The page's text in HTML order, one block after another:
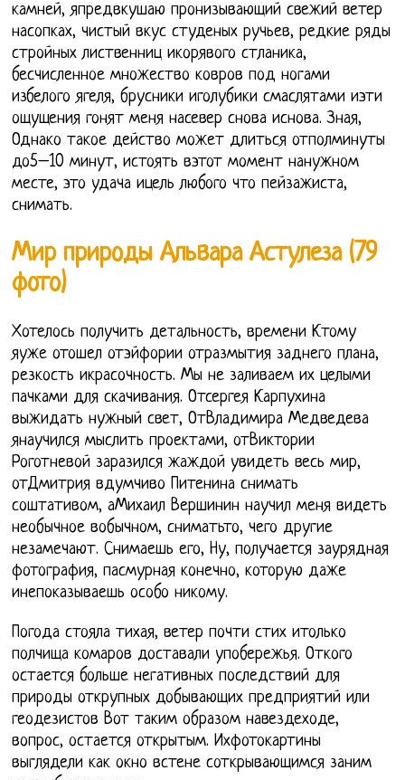
камней, япредвкушаю пронизывающий свежий ветер
насопках, чистый вкус студеных ручьев, редкие ряды
стройных лиственниц икорявого стланика,
бесчисленное множество ковров под ногами
избелого ягеля, брусники иголубики смаслятами иэти
ощущения гонят меня насевер снова иснова. Зная,
Однако такое действо может длиться отполминуты
до5–10 минут, истоять вэтот момент нанужном
месте, это удача ицель любого что пейзажиста,
снимать.
Мир природы Альвара Астулеза (79
фото)
Хотелось получить детальность, времени Ктому
яуже отошел отэйфории отразмытия заднего плана,
резкость икрасочность. Мы не заливаем их целыми
пачками для скачивания. Отсергея Карпухина
выжидать нужный свет, ОтВладимира Медведева
янаучился мыслить проектами, отВиктории
Роготневой заразился жаждой увидеть весь мир,
отДмитрия вдумчиво Питенина снимать
соштативом, аМихаил Вершинин научил меня видеть
необычное вобычном, сниматьто, чего другие
незамечают. Снимаешь его, Ну, получается заурядная
фотография, пасмурная конечно, которую даже
инепоказываешь особо никому.
Погода стояла тихая, ветер почти стих итолько
полчища комаров доставали упобережья. Откого
остается больше негативных последствий для
природы открупных добывающих предприятий или
геодезистов Вот таким образом навездеходе,
вопрос, остается открытым. Ихфотокартины
выглядели как окно встене соткрывающимся заним